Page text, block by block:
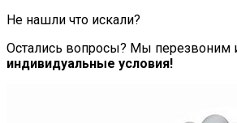
Не нашли что искали?
Остались вопросы? Мы перезвоним
индивидуальные условия!